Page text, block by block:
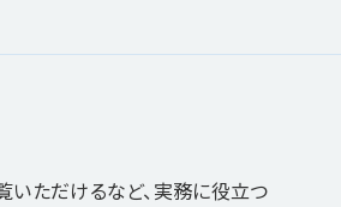
いただけるなど、実務に役立つ